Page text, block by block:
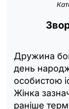
Дружина
день
особистою
Жінка
раніше